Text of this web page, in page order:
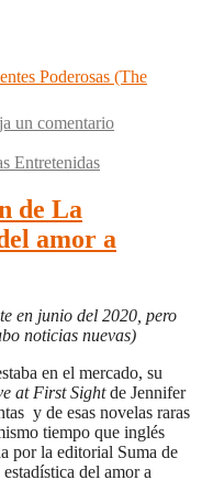
Poderosas (The
un comentario
Entretenidas
de La
amor a
en junio del 2020, pero
noticias nuevas)
en el mercado, su
at First Sightde Jennifer
y de esas novelas raras
tiempo que inglés
por la editorial Suma de
del amor a